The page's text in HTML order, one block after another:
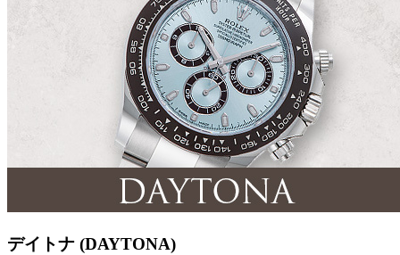
デイトナ (DAYTONA)